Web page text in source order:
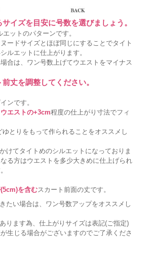
イズを目安に号数を選びましょう。
エットのパターンです。
ードサイズとほぼ同じにすることでタイト
ルエットに仕上がります。
合は、ワン号数上げてウエストをマイナス
丈を調整してください。
ンです。
ウエストの+3cm程度の仕上がり寸法でフィ
とりをもって作られることをオススメし
けてタイトめのシルエットになっておりま
る方はウエストを多少大きめに仕上げられ
を含むスカート前面の丈です。
たい場合は、ワン号数アップをオススメし
ります為、仕上がりサイズは表記(ご指定)
生じる場合がございますのでご了承くださ